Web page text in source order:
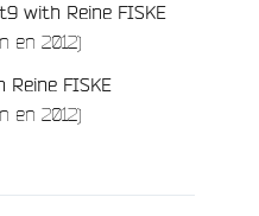
with Reine FISKE
en 2012)/
FISKE
en 2012)/